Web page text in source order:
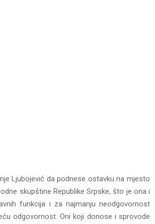
Ljubojević da podnese ostavku na mjesto
skupštine Republike Srpske, što je ona i
funkcija i za najmanju neodgovornost
odgovornost. Oni koji donose i sprovode